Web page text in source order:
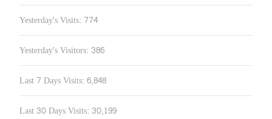
Yesterday's Visits: 774
Yesterday's Visitors: 386
Last 7 Days Visits: 6,848
Last 30 Days Visits: 30,199